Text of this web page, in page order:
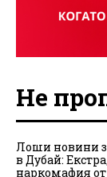
Не
Лоши новини
в Дубай:
наркомафия